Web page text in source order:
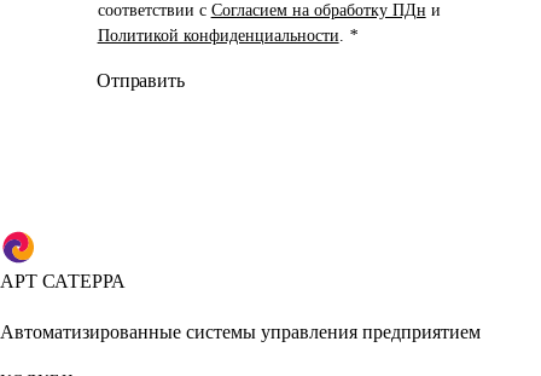
соответствии с Согласием на обработку ПДн и
Политикой конфиденциальности
*
Отправить
АРТ САТЕРРА
Автоматизированные системы управления предприятием